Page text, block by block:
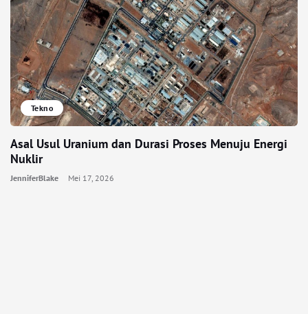
Tekno
Asal Usul Uranium dan Durasi Proses Menuju Energi
Nuklir
JenniferBlake Mei 17, 2026